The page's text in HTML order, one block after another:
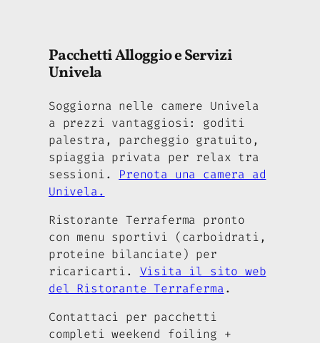
Pacchetti Alloggio e Servizi
Univela
Soggiorna nelle camere Univela
a prezzi vantaggiosi: goditi
palestra, parcheggio gratuito,
spiaggia privata per relax tra
sessioni. Prenota una camera ad
Univela.
Ristorante Terraferma pronto
con menu sportivi (carboidrati,
proteine bilanciate) per
ricaricarti. Visita il sito web
del Ristorante Terraferma.
Contattaci per pacchetti
completi weekend foiling +